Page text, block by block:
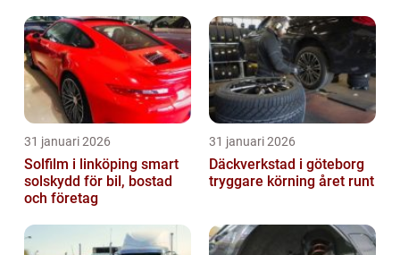
31 januari 2026
Solfilm i linköping smart
solskydd för bil, bostad
och företag
31 januari 2026
Däckverkstad i göteborg
tryggare körning året runt